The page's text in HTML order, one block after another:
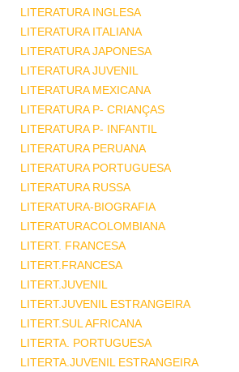
LITERATURA INGLESA
LITERATURA ITALIANA
LITERATURA JAPONESA
LITERATURA JUVENIL
LITERATURA MEXICANA
LITERATURA P- CRIANÇAS
LITERATURA P- INFANTIL
LITERATURA PERUANA
LITERATURA PORTUGUESA
LITERATURA RUSSA
LITERATURA-BIOGRAFIA
LITERATURACOLOMBIANA
LITERT. FRANCESA
LITERT.FRANCESA
LITERT.JUVENIL
LITERT.JUVENIL ESTRANGEIRA
LITERT.SUL AFRICANA
LITERTA. PORTUGUESA
LITERTA.JUVENIL ESTRANGEIRA